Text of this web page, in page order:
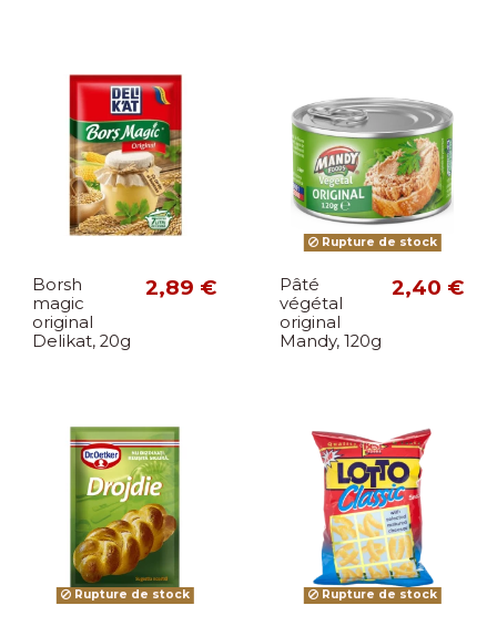
Borsh
magic
original
Delikat, 20g
2,89 €
Rupture de stock
Pâté
végétal
original
Mandy, 120g
2,40 €
Rupture de stock Rupture de stock